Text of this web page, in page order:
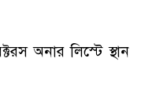
অনার লিস্টে স্থান